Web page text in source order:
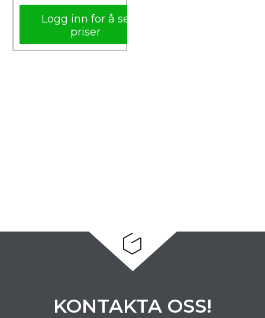
Logg inn for å se
priser
KONTAKTA OSS!